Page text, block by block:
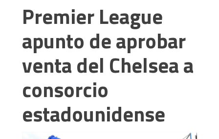
Premier League
apunto de aprobar
venta del Chelsea a
consorcio
estadounidense